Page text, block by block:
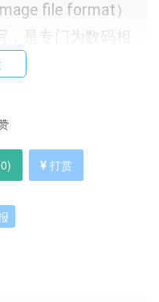
file format）
，是专门为数码相
录数字照片的属性
工业发展协会在
。1998 年，升级
件的支持。2002
码相机拍摄信息
0) 打赏